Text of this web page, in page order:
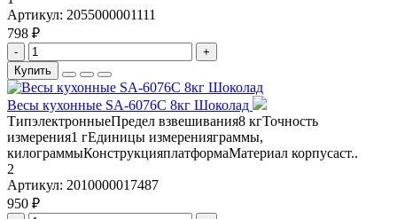
Артикул: 2055000001111
798 ₽
-
+
Купить
Весы кухонные SA-6076C 8кг Шоколад
ТипэлектронныеПредел взвешивания8 кгТочность
измерения1 гЕдиницы измеренияграммы,
килограммыКонструкцияплатформаМатериал корпусаст..
2
Артикул: 2010000017487
950 ₽